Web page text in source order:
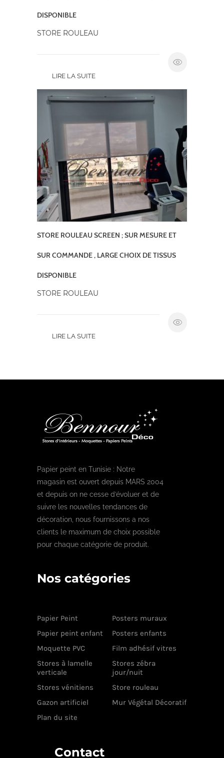
DISPONIBLE
STORE ROULEAU
LIRE LA SUITE
STORE ROULEAU SCREEN ; SUR MESURE ET
SUR COMMANDE , LARGE CHOIX DE TISSUS
DISPONIBLE
STORE ROULEAU
LIRE LA SUITE
Papier peint en Tunisie : Notre
magasin est ouvert depuis MARS 2004
et depuis on ne cesse d’évoluer et de
suivre les nouvelles tendances de
décoration, nous fournissons a nos
clients le maximum de choix possible
pour chaque catégorie de produit.
Nos catégories
Papier Peint
Posters muraux
Papier peint enfant
Posters enfants
Moquette PVC
Film adhésif vitres
Stores à lamelle
verticale
Stores zébra
jour/nuit
Stores vénitiens
Store rouleau
Gazon artificiel
Mur Végétal Décoratif
Plan du site
Contact